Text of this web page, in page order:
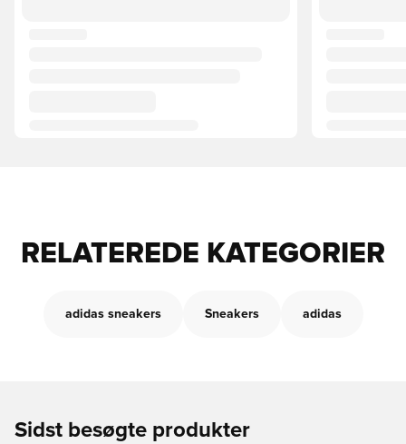
RELATEREDE KATEGORIER
adidas sneakers Sneakers adidas
Sidst besøgte produkter